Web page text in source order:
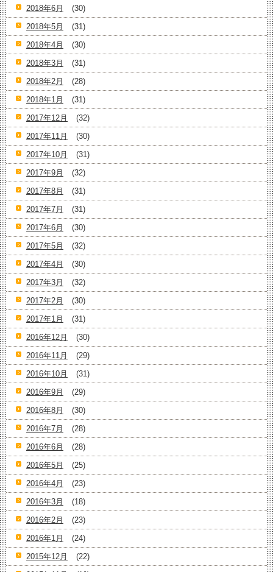
2018年6月
(30)
2018年5月
(31)
2018年4月
(30)
2018年3月
(31)
2018年2月
(28)
2018年1月
(31)
2017年12月
(32)
2017年11月
(30)
2017年10月
(31)
2017年9月
(32)
2017年8月
(31)
2017年7月
(31)
2017年6月
(30)
2017年5月
(32)
2017年4月
(30)
2017年3月
(32)
2017年2月
(30)
2017年1月
(31)
2016年12月
(30)
2016年11月
(29)
2016年10月
(31)
2016年9月
(29)
2016年8月
(30)
2016年7月
(28)
2016年6月
(28)
2016年5月
(25)
2016年4月
(23)
2016年3月
(18)
2016年2月
(23)
2016年1月
(24)
2015年12月
(22)